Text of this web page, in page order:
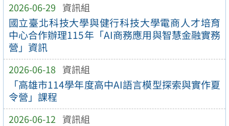
2026-06-29 資訊組
國立臺北科技大學與健行科技大學電商人才培育
中心合作辦理115年「AI商務應用與智慧金融實務
營」資訊
2026-06-18 資訊組
「高雄市114學年度高中AI語言模型探索與實作夏
令營」課程
2026-06-12 資訊組